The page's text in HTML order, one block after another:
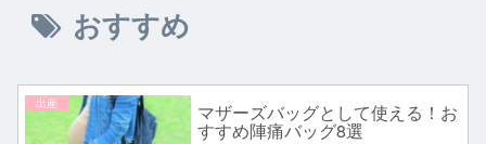
おすすめ
出産 マザーズバッグとして使える！お
すすめ陣痛バッグ8選